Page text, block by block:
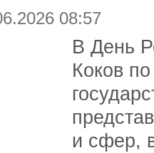
08:57
В День
Коков
и сфер,